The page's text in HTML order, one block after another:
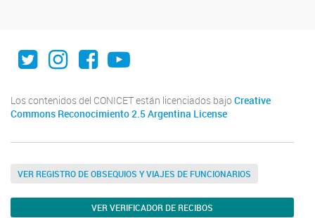
Twitter
Instagram
Facebook
Youtube
Los contenidos del CONICET están licenciados bajo Creative
Commons Reconocimiento 2.5 Argentina License
VER REGISTRO DE OBSEQUIOS Y VIAJES DE FUNCIONARIOS
VER VERIFICADOR DE RECIBOS